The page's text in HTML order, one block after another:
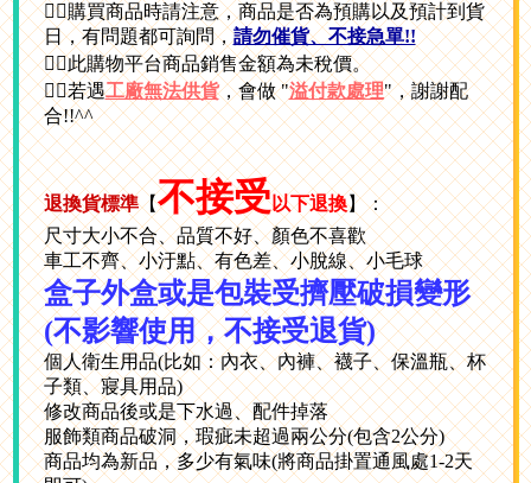
👉🏻購買商品時請注意，商品是否為預購以及預計到貨
日，有問題都可詢問，請勿催貨、不接急單!!
👉🏻此購物平台商品銷售金額為未稅價。
👉🏻若遇工廠無法供貨，會做 "溢付款處理"，謝謝配
合!!^^
退換貨標準【不接受以下退換】：
尺寸大小不合、品質不好、顏色不喜歡
車工不齊、小汙點、有色差、小脫線、小毛球
盒子外盒或是包裝受擠壓破損變形
(不影響使用，不接受退貨)
個人衛生用品(比如：內衣、內褲、襪子、保溫瓶、杯
子類、寢具用品)
修改商品後或是下水過、配件掉落
服飾類商品破洞，瑕疵未超過兩公分(包含2公分)
商品均為新品，多少有氣味(將商品掛置通風處1-2天